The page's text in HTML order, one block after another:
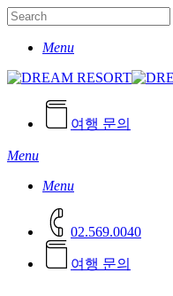
Skip
to
main
SearchMenu
여행 문의
Menu
Menu
02.569.0040
여 행 문의